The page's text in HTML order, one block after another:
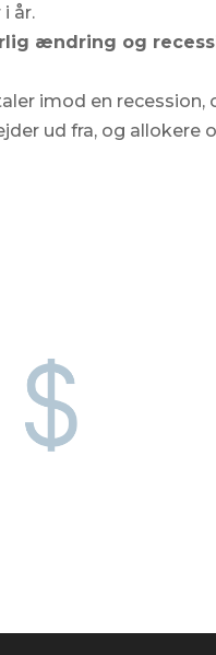
år.
ændring og
imod en
ud fra, og allokere